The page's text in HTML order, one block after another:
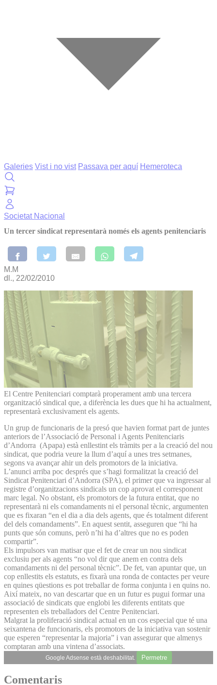
Galeries Vist i no vist Passava per aquí Hemeroteca
Societat Nacional
Un tercer sindicat representarà només els agents penitenciaris
M.M
dl., 22/02/2010
El Centre Penitenciari comptarà properament amb una tercera
organització sindical que, a diferència les dues que hi ha actualment,
representarà exclusivament els agents.
Un grup de funcionaris de la presó que havien format part de juntes
anteriors de l’Associació de Personal i Agents Penitenciaris
d’Andorra (Apapa) està enllestint els tràmits per a la creació del nou
sindicat, que podria veure la llum d’aquí a unes tres setmanes,
segons va avançar ahir un dels promotors de la iniciativa.
L’anunci arriba poc després que s’hagi formalitzat la creació del
Sindicat Penitenciari d’Andorra (SPA), el primer que va ingressar al
registre d’organitzacions sindicals un cop aprovat el corresponent
marc legal. No obstant, els promotors de la futura entitat, que no
representarà ni els comandaments ni el personal tècnic, argumenten
que es fixaran “en el dia a dia dels agents, que és totalment diferent
del dels comandaments”. En aquest sentit, asseguren que “hi ha
punts que són comuns, però n’hi ha d’altres que no es poden
compartir”.
Els impulsors van matisar que el fet de crear un nou sindicat
exclusiu per als agents “no vol dir que anem en contra dels
comandaments ni del personal tècnic”. De fet, van apuntar que, un
cop enllestits els estatuts, es fixarà una ronda de contactes per veure
en quines qüestions es pot treballar de forma conjunta i en quins no.
Així mateix, no van descartar que en un futur es pugui formar una
associació de sindicats que englobi les diferents entitats que
representen els treballadors del Centre Penitenciari.
Malgrat la proliferació sindical actual en un cos especial que té una
seixantena de funcionaris, els promotors de la iniciativa van sostenir
que esperen “representar la majoria” i van assegurar que almenys
comptaran amb una vintena d’associats.
Google Adsense està deshabilitat. Permetre
Comentaris